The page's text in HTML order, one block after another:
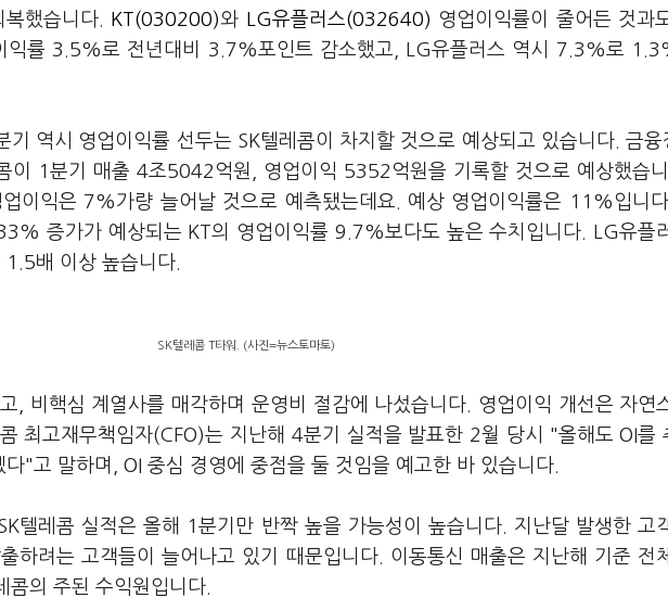
했습니다.
KT(030200)와 LG유플러스(032640) 영업이익률이 줄어든 것과
익률 3.5%로 전년대비 3.7%포인트 감소했고, LG유플러스 역시 7.3%로
기 역시 영업이익률 선두는 SK텔레콤이 차지할 것으로 예상되고 있습니다. 금융
이 1분기 매출 4조5042억원, 영업이익 5352억원을 기록할 것으로 예상했습
이익은 7%가량 늘어날 것으로 예측됐는데요. 예상 영업이익률은 11%입니
증가가 예상되는 KT의 영업이익률 9.7%보다도 높은 수치입니다. LG유플
배 이상 높습니다.
SK텔레콤 T타워. (사진=뉴스토마토)
, 비핵심 계열사를 매각하며 운영비 절감에 나섰습니다. 영업이익 개선은 자연
최고재무책임자(CFO)는 지난해 4분기 실적을 발표한 2월 당시 "올해도 OI를
"고 말하며, OI 중심 경영에 중점을 둘 것임을 예고한 바 있습니다.
텔레콤 실적은 올해 1분기만 반짝 높을 가능성이 높습니다. 지난달 발생한 고
하려는 고객들이 늘어나고 있기 때문입니다. 이동통신 매출은 지난해 기준 전
의 주된 수익원입니다.